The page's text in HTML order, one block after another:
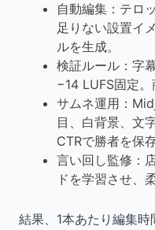
自動編集：テロ
足りない設置イ
ルを生成。
検証ルール：字
−14 LUFS固定。
サムネ運用：
目、白背景、文
CTRで勝者を保存
言い回し監修：
ドを学習させ、
結果、1本あたり編集